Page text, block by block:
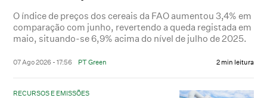
O índice de preços dos cereais da FAO aumentou 3,4% em
comparação com junho, revertendo a queda registada em
maio, situando-se 6,9% acima do nível de julho de 2025.
07 Ago 2026 - 17:56 PT Green 2 min leitura
RECURSOS E EMISSÕES